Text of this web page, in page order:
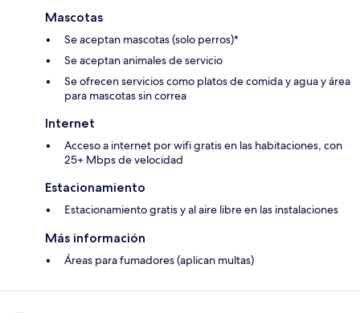
Mascotas
Se aceptan mascotas (solo perros)*
Se aceptan animales de servicio
Se ofrecen servicios como platos de comida y agua y área
para mascotas sin correa
Internet
Acceso a internet por wifi gratis en las habitaciones, con
25+ Mbps de velocidad
Estacionamiento
Estacionamiento gratis y al aire libre en las instalaciones
Más información
Áreas para fumadores (aplican multas)